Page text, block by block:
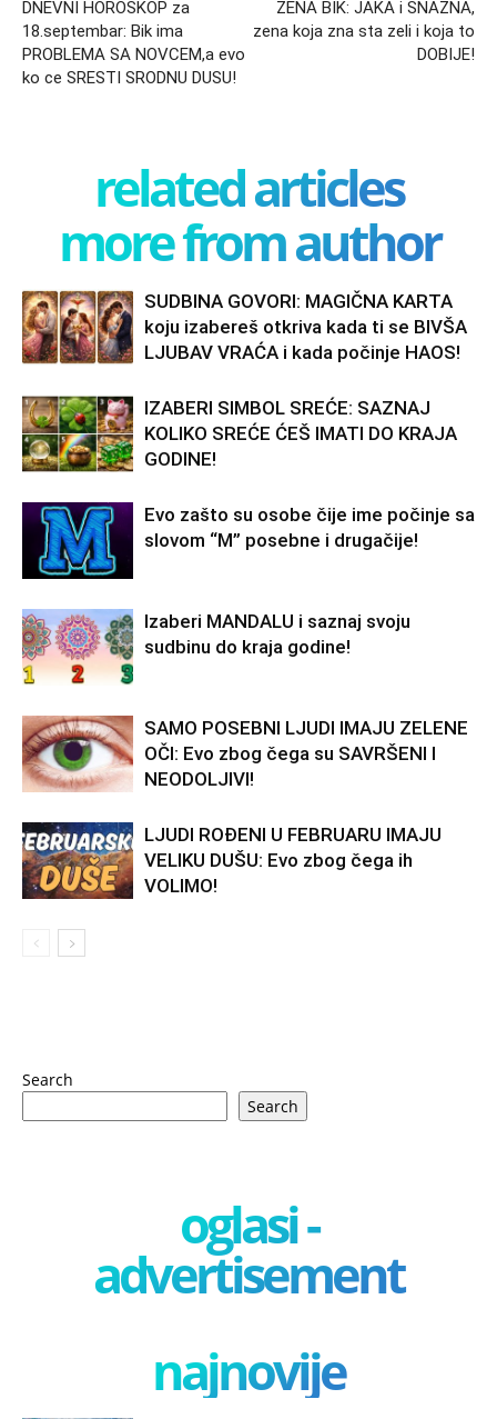
DNEVNI HOROSKOP za
18.septembar: Bik ima
PROBLEMA SA NOVCEM,a evo
ko ce SRESTI SRODNU DUSU!
ZENA BIK: JAKA i SNAZNA,
zena koja zna sta zeli i koja to
DOBIJE!
related articles
more from author
SUDBINA GOVORI: MAGIČNA KARTA
koju izabereš otkriva kada ti se BIVŠA
LJUBAV VRAĆA i kada počinje HAOS!
IZABERI SIMBOL SREĆE: SAZNAJ
KOLIKO SREĆE ĆEŠ IMATI DO KRAJA
GODINE!
Evo zašto su osobe čije ime počinje sa
slovom “M” posebne i drugačije!
Izaberi MANDALU i saznaj svoju
sudbinu do kraja godine!
SAMO POSEBNI LJUDI IMAJU ZELENE
OČI: Evo zbog čega su SAVRŠENI I
NEODOLJIVI!
LJUDI ROĐENI U FEBRUARU IMAJU
VELIKU DUŠU: Evo zbog čega ih
VOLIMO!
Search
Search
oglasi -
advertisement
najnovije